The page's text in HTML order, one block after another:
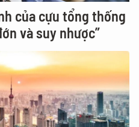
của cựu tổng thống
và suy nhược”